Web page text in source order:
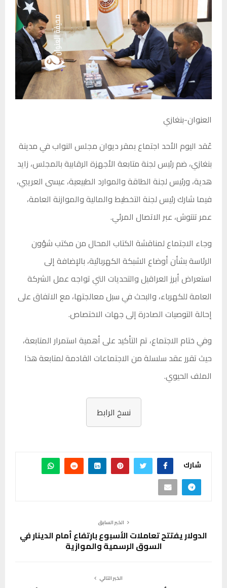
العنوان-بنغازي
عُقد اليوم الأحد اجتماع بمقر ديوان مجلس النواب في مدينة
بنغازي، ضم رئيس لجنة متابعة الأجهزة الرقابية بالمجلس، زايد
هدية، ورئيس لجنة الطاقة والموارد الطبيعية، عيسى العريبي،
فيما شارك رئيس لجنة التخطيط والمالية والموازنة العامة،
عمر تنتوش، عبر الاتصال المرئي.
وجاء الاجتماع لمناقشة الكتاب المحال من مكتب شؤون
الرئاسة بشأن أوضاع الشبكة الكهربائية، بالإضافة إلى
استعراض أبرز العراقيل والتحديات التي تواجه عمل الشركة
العامة للكهرباء، والبحث في سبل معالجتها، مع الاتفاق على
إحالة التوصيات الصادرة إلى جهات الاختصاص.
وفي ختام الاجتماع، تم التأكيد على أهمية استمرار المتابعة،
حيث تقرر عقد سلسلة من الاجتماعات القادمة لمتابعة هذا
الملف الحيوي.
نسخ الرابط
شارك
الخبر السابق
الدولار يفتتح تعاملات الأسبوع بارتفاع أمام الدينار في
السوق الرسمية والموازية
الخبر التالي